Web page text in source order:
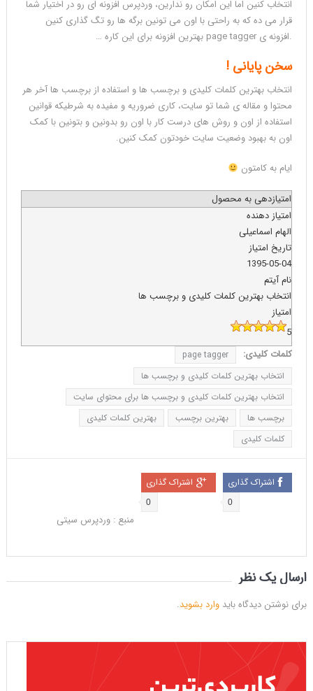
انتخاب کنین اما این امکان رو ندارین، وردپرس افزونه ای رو در اختیار شما
قرار می ده که به راحتی با اون می تونین برگه ها رو تگ گذاری کنین
.افزونه ی page tagger بهترین افزونه برای این کاره …
سخن پایانی !
انتخاب بهترین کلمات کلیدی و برچسب ها و استفاده از برچسب ها آخر هر
محتوا و مقاله ی شما تو سایت، کاری ضروریه و مفیده به شرطیکه قوانین
استفاده از اون و روش های درست کار با اون رو بدونین و بتونین با کمک
اون به بهبود وضعیت سایت خودتون کمک کنین.
ایام به کامتون
امتیازدهی به محصول
امتیاز دهنده
الهام اسماعیلی
تاریخ امتیاز
1395-05-04
نام آیتم
انتخاب بهترین کلمات کلیدی و برچسب ها
امتیاز
5
کلمات کلیدی:
page tagger
انتخاب بهترین کلمات کلیدی و برچسب ها
انتخاب بهترین کلمات کلیدی و برچسب ها برای محتوای سایت
برچسب ها
بهترین برچسب
بهترین کلمات کلیدی
کلمات کلیدی
اشتراک گذاری
0
اشتراک گذاری
0
منبع : وردپرس سیتی
ارسال یک نظر
برای نوشتن دیدگاه باید وارد بشوید.